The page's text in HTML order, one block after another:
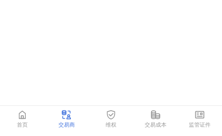
首页 交易商 维权 交易成本 监管证件